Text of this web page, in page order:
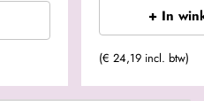
+ In
(€ 24,19 incl. btw)